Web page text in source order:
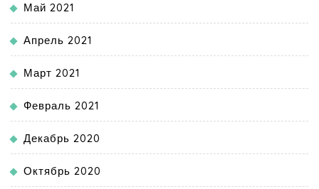
Май 2021
Апрель 2021
Март 2021
Февраль 2021
Декабрь 2020
Октябрь 2020